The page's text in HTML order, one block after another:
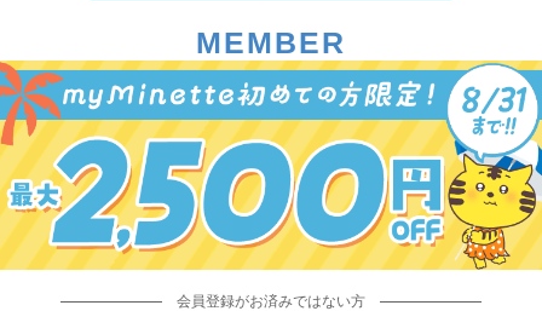
MEMBER
会員登録がお済みではない方